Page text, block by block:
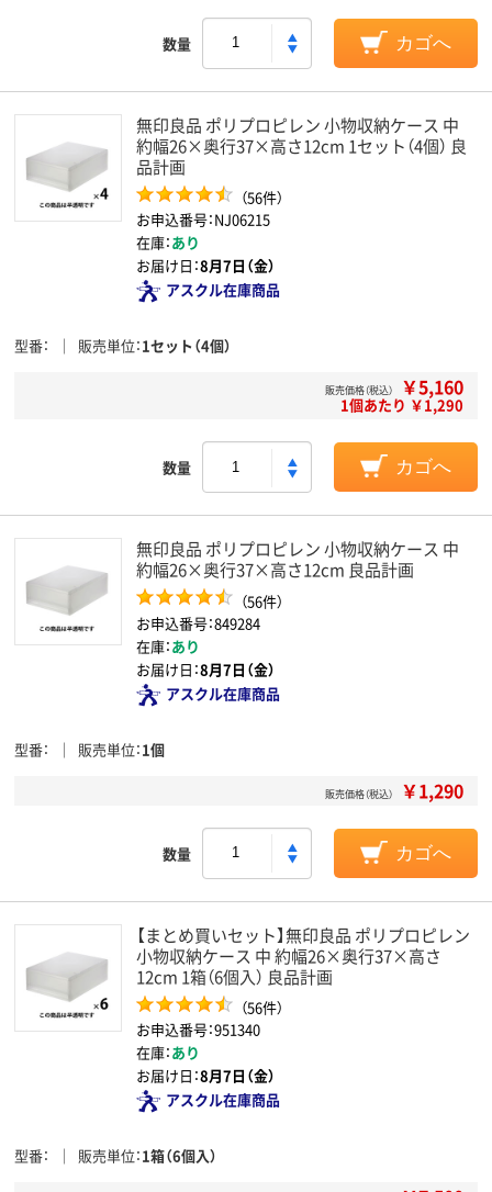
数量 カゴへ
無印良品 ポリプロピレン 小物収納ケース 中
約幅26×奥行37×高さ12cm 1セット（4個） 良
品計画
（56件）
お申込番号：NJ06215
在庫：あり
お届け日：8月7日（金）
アスクル在庫商品
型番 販売単位 1セット（4個）
販売価格（税込） ￥5,160
1個あたり ￥1,290
数量 カゴへ
無印良品 ポリプロピレン 小物収納ケース 中
約幅26×奥行37×高さ12cm 良品計画
（56件）
お申込番号：849284
在庫：あり
お届け日：8月7日（金）
アスクル在庫商品
型番 販売単位 1個
販売価格（税込） ￥1,290
数量 カゴへ
【まとめ買いセット】無印良品 ポリプロピレン
小物収納ケース 中 約幅26×奥行37×高さ
12cm 1箱（6個入） 良品計画
（56件）
お申込番号：951340
在庫：あり
お届け日：8月7日（金）
アスクル在庫商品
型番 販売単位 1箱（6個入）